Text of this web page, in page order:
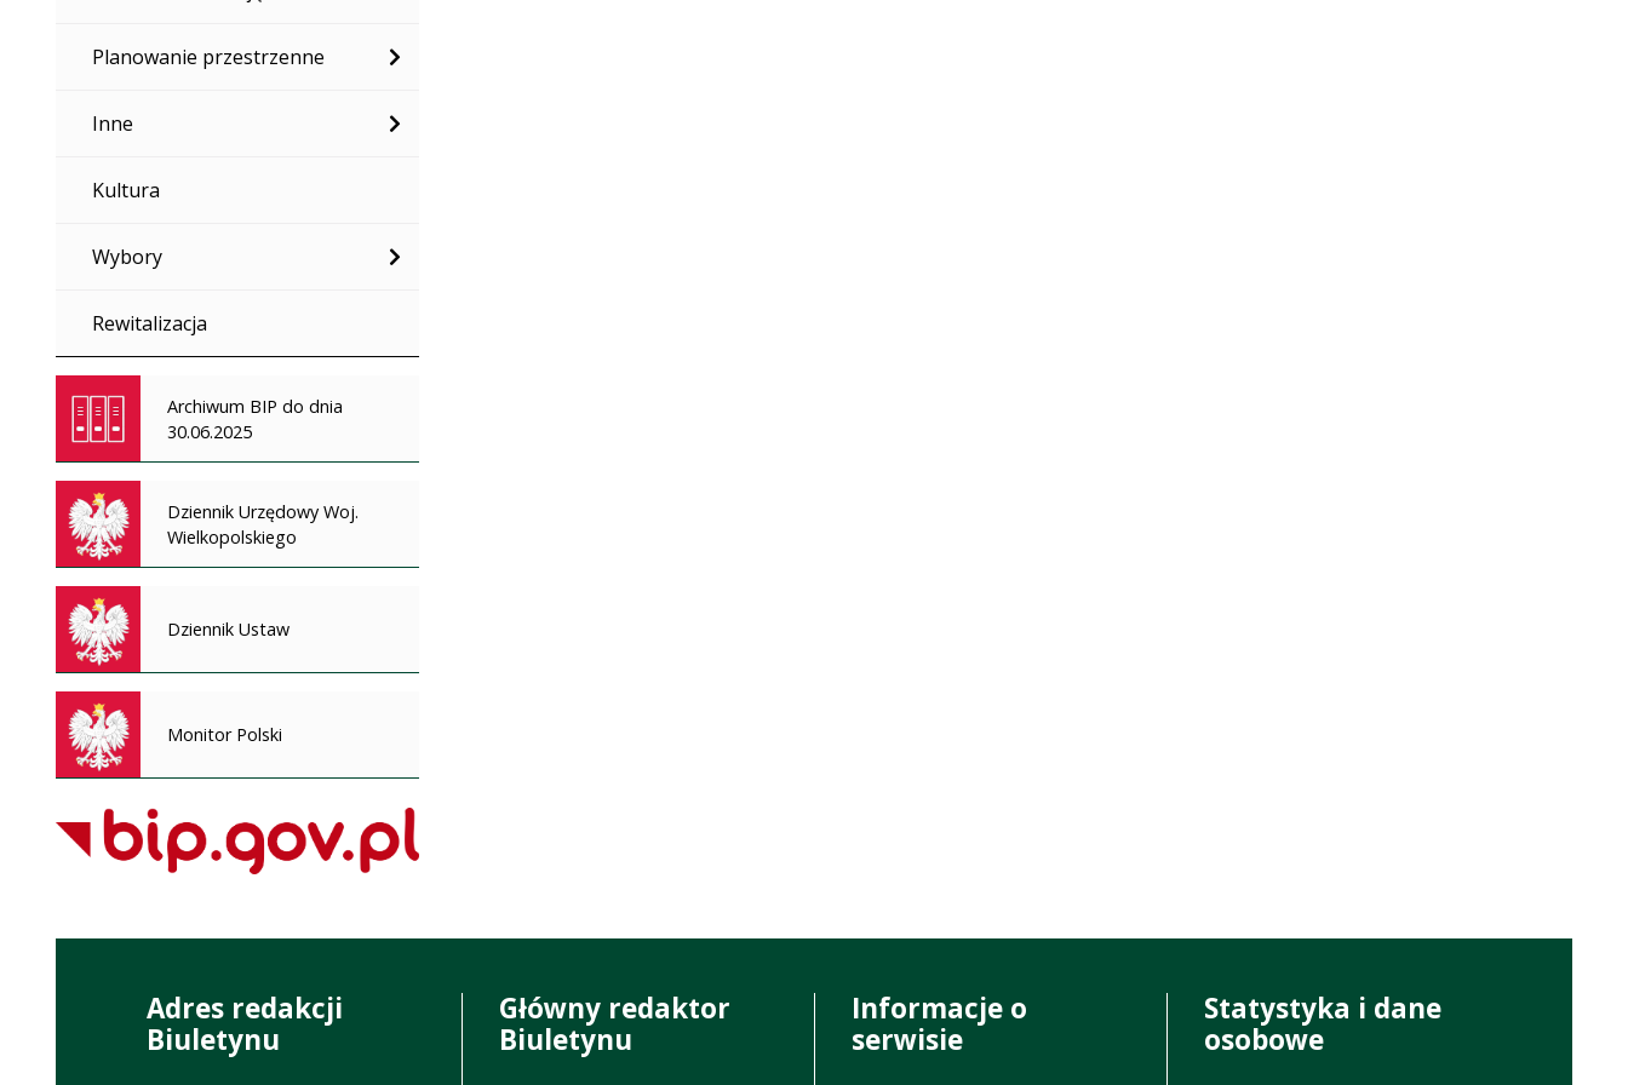
Planowanie przestrzenne
Inne
Kultura
Wybory
Rewitalizacja
Archiwum BIP do dnia
30.06.2025
Dziennik Urzędowy Woj.
Wielkopolskiego
Dziennik Ustaw
Monitor Polski
Adres redakcji
Biuletynu
Główny redaktor
Biuletynu
Informacje o
serwisie
Statystyka i dane
osobowe